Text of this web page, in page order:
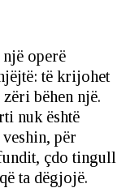
operë
të krijohet
bëhen një.
nuk është
për
çdo tingull
ta dëgjojë.